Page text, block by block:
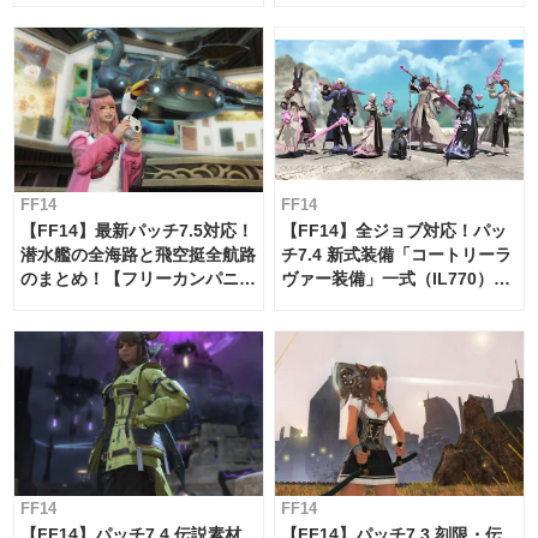
FF14
【FF14】最新パッチ7.5対応！
潜水艦の全海路と飛空挺全航路
のまとめ！【フリーカンパニ
FF14
【FF14】全ジョブ対応！パッ
チ7.4 新式装備「コートリーラ
ヴァー装備」一式（IL770）の
FF14
【FF14】パッチ7.4 伝説素材
FF14
【FF14】パッチ7.3 刻限・伝